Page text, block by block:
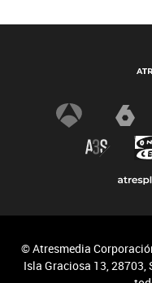
© Atresmedia
Isla Graciosa 13, 28703,